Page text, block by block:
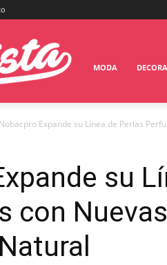
MODA
Nobacpro Expande su Línea de Perlas
su
con